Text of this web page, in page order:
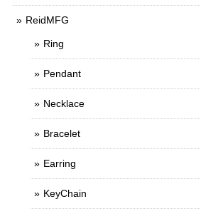
ReidMFG
Ring
Pendant
Necklace
Bracelet
Earring
KeyChain